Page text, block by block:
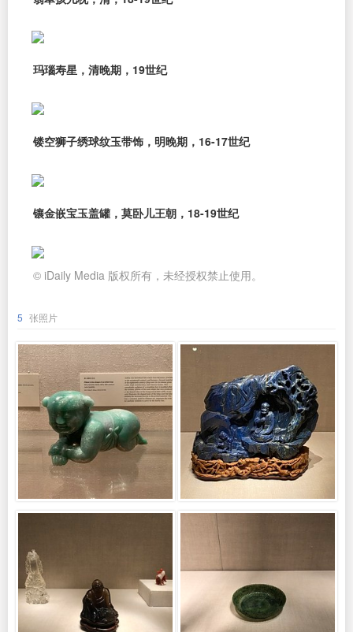
玛瑙寿星，清晚期，19世纪
镂空狮子绣球纹玉带饰，明晚期，16-17世纪
镶金嵌宝玉盖罐，莫卧儿王朝，18-19世纪
© iDaily Media 版权所有，未经授权禁止使用。
5 张照片